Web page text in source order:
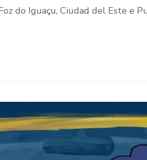
do Iguaçu, Ciudad del Este e